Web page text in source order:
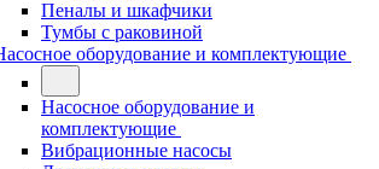
Пеналы и шкафчики
Тумбы с раковиной
оборудование и комплектующие
Насосное оборудование и
комплектующие
Вибрационные насосы